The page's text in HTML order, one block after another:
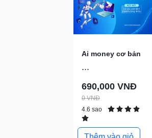
Ai money cơ bản
...
690,000 VNĐ
0 VNĐ
4.6 sao